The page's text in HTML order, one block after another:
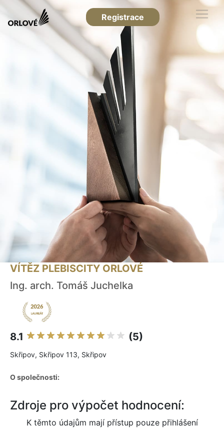
Registrace
VÍTĚZ PLEBISCITY ORLOVÉ
Ing. arch. Tomáš Juchelka
8.1 (5)
Skřipov, Skřipov 113, Skřipov
O společnosti:
Zdroje pro výpočet hodnocení:
K těmto údajům mají přístup pouze přihlášení